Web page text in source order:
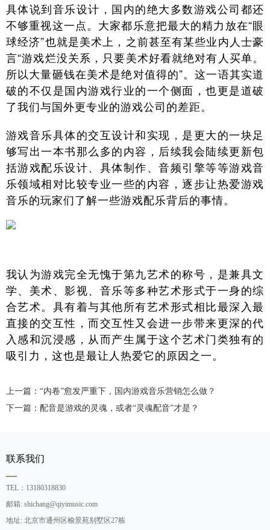
具体说到音乐设计，国内的绝大多数游戏公司都还
不够重视这一点。大家都乐意把最大的精力放在“眼
球经济”也就是美术上，之前甚至有某些业内人士豪
言“游戏烂没关系，只要美术好看就绝对有人买单。
所以大量砸钱在美术是绝对值得的”。这一语其实道
破的不仅是国内游戏行业的一个侧面，也更是道破
了我们与国外更专业的游戏公司的差距。
游戏音乐具体的交互设计和实现，是更大的一块足
够写出一本书那么多的内容，后续我会陆续更新包
括游戏配乐设计、具体制作、音频引擎等等游戏音
乐领域相对比较专业一些的内容，逐步让热爱游戏
音乐的玩家们了解一些游戏配乐背后的事情。
我认为游戏完全无愧于第九艺术的称号，是兼具文
学、美术、影视、音乐等多种艺术形式于一身的综
合艺术。具有着与其他所有艺术形式相比最深入最
直接的交互性，而交互性又会进一步带来更深的代
入感和沉浸感，从而产生属于这个艺术门类独有的
吸引力，这也是最让人热爱它的原因之一。
上一篇：“内卷”愈发严重下，国内游戏音乐营销怎么做？
下一篇：配音是游戏的灵魂，或者“灵魂配音”才是？
联系我们
TEL：13180318830
邮箱: shichang@qiyimusic.com
地址: 北京市通州区榆景苑别墅区27栋